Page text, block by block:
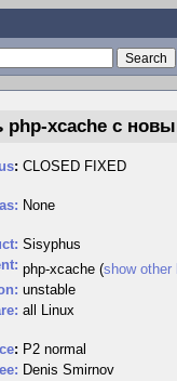
php-xcache с
: CLOSED FIXED
None
Sisyphus
php-xcache (show other
unstable
all Linux
: P2 normal
Denis Smirnov